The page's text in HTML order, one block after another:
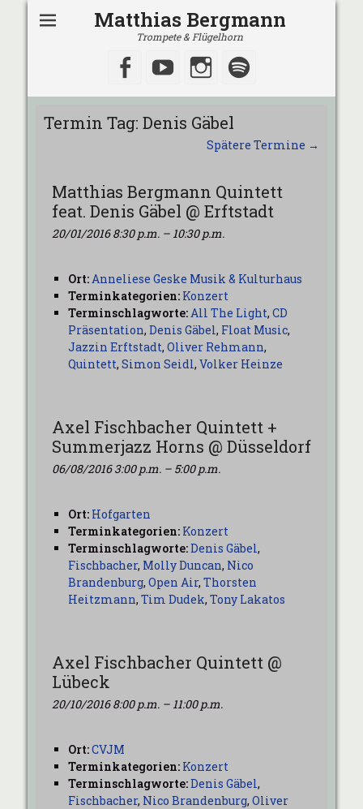
Matthias Bergmann
Trompete & Flügelhorn
Facebook
YouTubeInstagram
Termin Tag: Denis Gäbel
Spätere Termine →
Matthias Bergmann Quintett
feat. Denis Gäbel @ Erftstadt
20/01/2016 8:30 p.m. – 10:30 p.m.
Ort:Anneliese Geske Musik & Kulturhaus
Terminkategorien: Konzert
Terminschlagworte:All The Light, CD
Präsentation, Denis Gäbel, Float Music,
Jazzin Erftstadt, Oliver Rehmann,
Quintett, Simon Seidl, Volker Heinze
Axel Fischbacher Quintett +
Summerjazz Horns @ Düsseldorf
06/08/2016 3:00 p.m. – 5:00 p.m.
Ort: Hofgarten
Terminkategorien: Konzert
Terminschlagworte:Denis Gäbel,
Fischbacher, Molly Duncan, Nico
Brandenburg, Open Air, Thorsten
Heitzmann, Tim Dudek, Tony Lakatos
Axel Fischbacher Quintett @
Lübeck
20/10/2016 8:00 p.m. – 11:00 p.m.
Ort:CVJM
Terminkategorien: Konzert
Terminschlagworte:Denis Gäbel,
Fischbacher, Nico Brandenburg, Oliver